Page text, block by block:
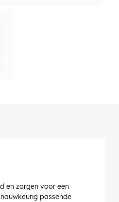
en zorgen voor een
passende